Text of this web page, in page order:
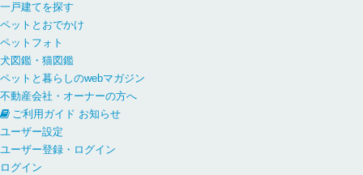
一戸建てを探す
ペットとおでかけ
ペットフォト
犬図鑑・猫図鑑
ペットと暮らしのwebマガジン
不動産会社・オーナーの方へ
ご利用ガイド お知らせ
ユーザー設定
ユーザー登録・ログイン
ログイン